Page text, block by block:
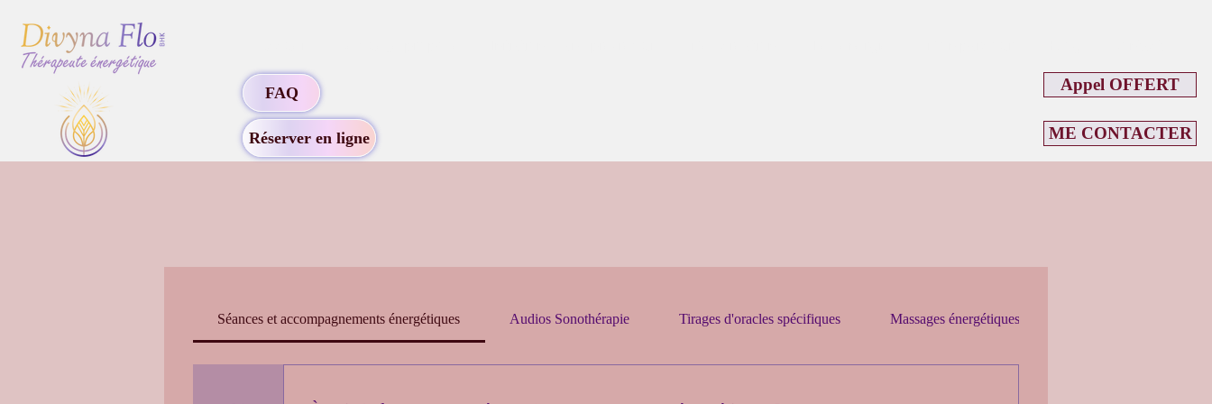
Appel OFFERT
ME CONTACTER
FAQ
Réserver en ligne
Séances et accompagnements énergétiques Audios Sonothérapie Tirages d'oracles spécifiques Massages énergétiques